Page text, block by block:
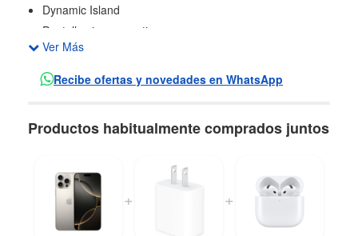
Dynamic Island
Pantalla siempre activa
Tecnología ProMotion con frecuencias de actualización
adaptativas de hasta 120 Hz
Amplia gama de colores (P3)
Relación de contraste 2,000,000:1 (normal)
Brillo máximo de 1,000 nits (normal); pico de brillo de
1,600 nits (HDR); pico de brillo de 2,000 nits (en
Ver Más
Recibe ofertas y novedades en WhatsApp
Productos habitualmente comprados juntos
+ +